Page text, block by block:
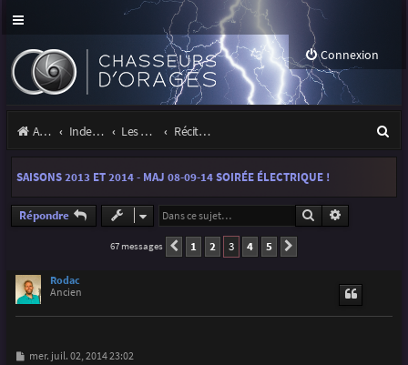
Connexion
Accueil Index du forum Les orages Récits et photos d'orages
e
h
SAISONS 2013 ET 2014 - MAJ 08-09-14 SOIRÉE ÉLECTRIQUE !
Répondre Rechercher
67 messages Précédente
1 2 3 4 5
Rodac
Ancien
M
mer. juil. 02, 2014 23:02